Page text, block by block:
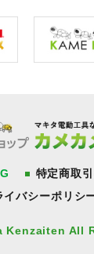
特定商取
イバシーポリシ
Kenzaiten All